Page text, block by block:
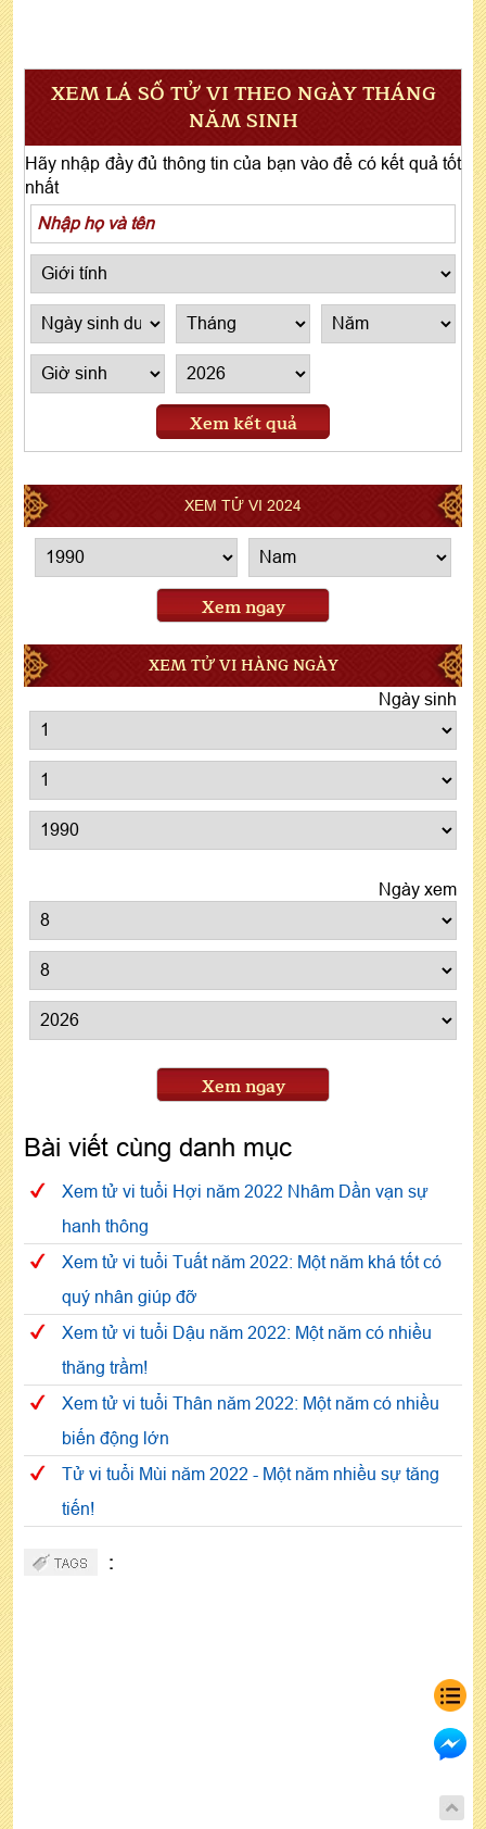
XEM LÁ SỐ TỬ VI THEO NGÀY THÁNG
NĂM SINH
Hãy nhập đầy đủ thông tin của bạn vào để có kết quả tốt
nhất
Xem kết quả
XEM TỬ VI 2024
Xem ngay
XEM TỬ VI HÀNG NGÀY
Ngày sinh
Ngày xem
Xem ngay
Bài viết cùng danh mục
Xem tử vi tuổi Hợi năm 2022 Nhâm Dần vạn sự
hanh thông
Xem tử vi tuổi Tuất năm 2022: Một năm khá tốt có
quý nhân giúp đỡ
Xem tử vi tuổi Dậu năm 2022: Một năm có nhiều
thăng trầm!
Xem tử vi tuổi Thân năm 2022: Một năm có nhiều
biến động lớn
Tử vi tuổi Mùi năm 2022 - Một năm nhiều sự tăng
tiến!
: